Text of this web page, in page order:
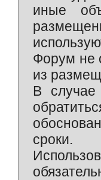
иные
Форум не
из
В случае
сроки.